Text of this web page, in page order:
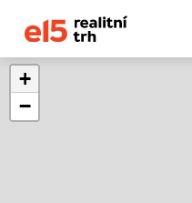
+
−